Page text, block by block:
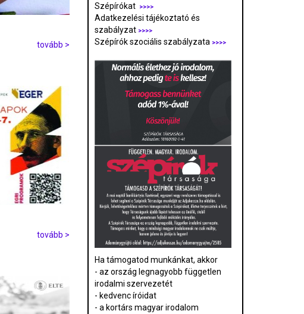
tovább >
tovább >
Szépírókat
>>>>
Adatkezelési tájékoztató és
szabályzat >>>>
Szépírók szociális szabályzata >>>>
Ha támogatod munkánkat, akkor
- az ország legnagyobb független
irodalmi szervezetét
- kedvenc íróidat
- a kortárs magyar irodalom